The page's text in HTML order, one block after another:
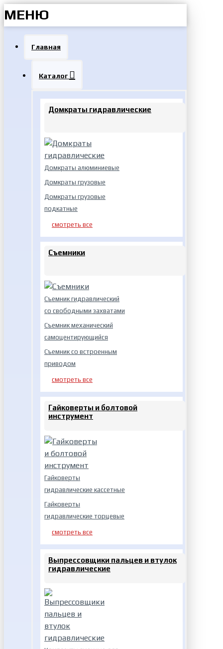
МЕНЮ
Главная
Каталог
Домкраты гидравлические
Домкраты алюминиевые
Домкраты грузовые
Домкраты грузовые
подкатные
смотреть все
Съемники
Съемник гидравлический
со свободными захватами
Съемник механический
самоцентирующийся
Съемник со встроенным
приводом
смотреть все
Гайковерты и болтовой
инструмент
Гайковерты
гидравлические кассетные
Гайковерты
гидравлические торцевые
смотреть все
Выпрессовщики пальцев и втулок
гидравлические